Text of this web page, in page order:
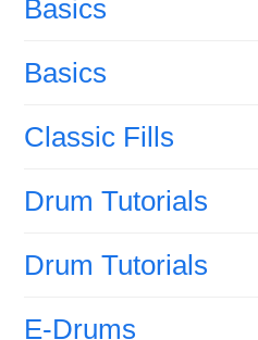
Basics
Basics
Classic Fills
Drum Tutorials
Drum Tutorials
E-Drums